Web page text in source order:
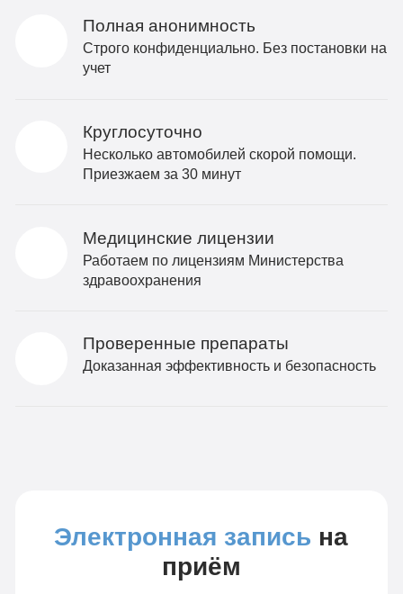
Полная анонимность
Строго конфиденциально. Без постановки на
учет
Круглосуточно
Несколько автомобилей скорой помощи.
Приезжаем за 30 минут
Медицинские лицензии
Работаем по лицензиям Министерства
здравоохранения
Проверенные препараты
Доказанная эффективность и безопасность
Электронная запись на
приём